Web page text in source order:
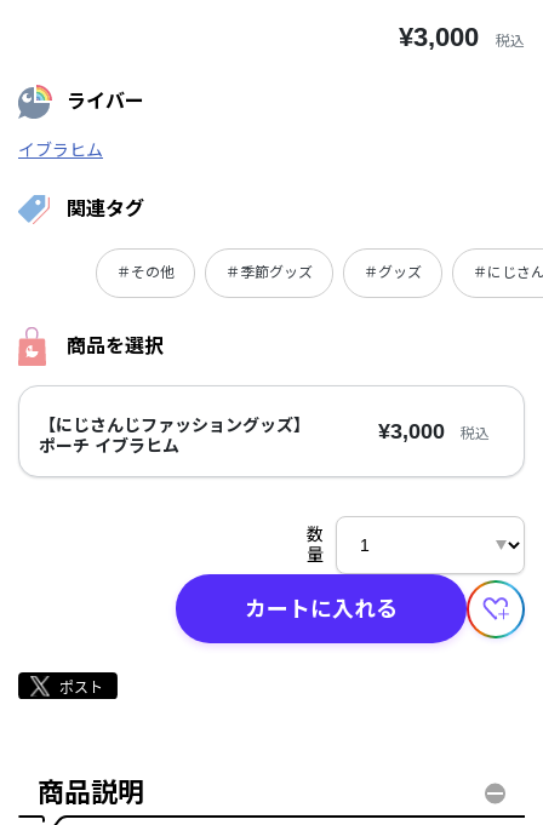
¥3,000 税込
ライバー
イブラヒム
関連タグ
＃その他 ＃季節グッズ ＃グッズ ＃にじさ
商品を選択
【にじさんじファッショングッズ】
ポーチ イブラヒム
¥3,000 税込
数
量
カートに入れる
商品説明